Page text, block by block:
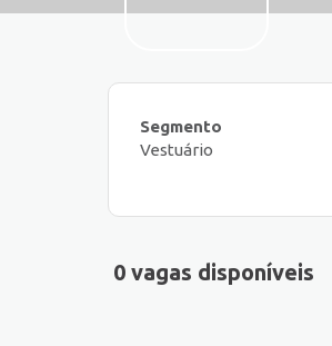
Segmento
Vestuário
0 vagas disponíveis